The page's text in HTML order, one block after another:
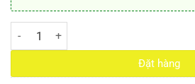
CỬA NHỰA COMPOSITE số lượng
Đặt hàng